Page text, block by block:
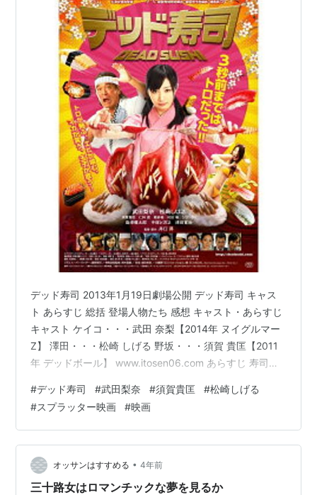
デッド寿司 2013年1月19日劇場公開 デッド寿司 キャス
ト あらすじ 総括 登場人物たち 感想 キャスト・あらすじ
キャスト ケイコ・・・武田 奈梨【2014年 ヌイグルマー
Z】 澤田・・・松崎 しげる 野坂・・・須賀 貴匡【2011
年 デッドボール】 www.itosen06.com あらすじ 寿司職
(武田梨奈)だが、あまりに厳しい修行の為に逃げ出し温泉
旅館で中居を始めるが、そこでも女将や先輩達にいじめ
られる毎日だった。ある日、製薬会社の団体客が社員旅
行にやって来る事になる。製薬会社の社長に恨みのある
元社員の山田(島津健太郎)が現れ寿司を…
#デッド寿司 #武田梨奈 #須賀貴匡 #松崎しげる
#スプラッター映画 #映画
オッサンはすすめる • 4年前
三十路女はロマンチックな夢を見るか